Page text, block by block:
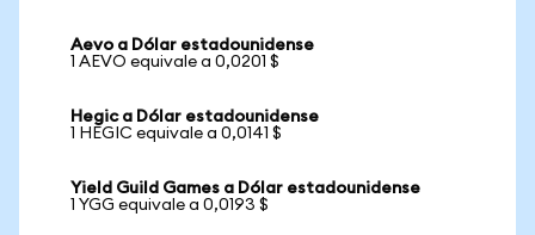
Aevo a Dólar estadounidense
1 AEVO equivale a 0,0201 $
Hegic a Dólar estadounidense
1 HEGIC equivale a 0,0141 $
Yield Guild Games a Dólar estadounidense
1 YGG equivale a 0,0193 $